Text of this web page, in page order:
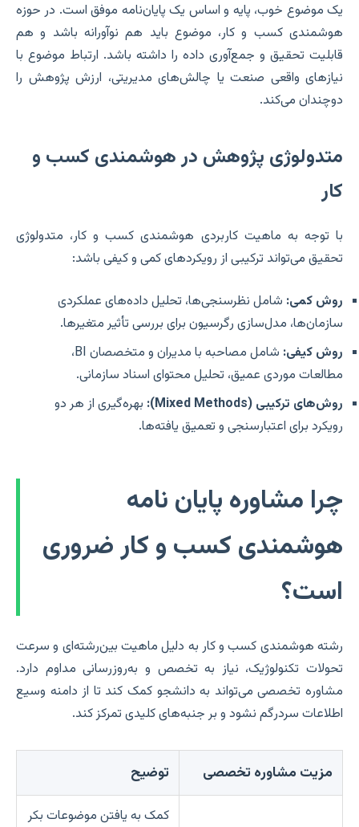
یک موضوع خوب، پایه و اساس یک پایان‌نامه موفق است. در حوزه
هوشمندی کسب و کار، موضوع باید هم نوآورانه باشد و هم
قابلیت تحقیق و جمع‌آوری داده را داشته باشد. ارتباط موضوع با
نیازهای واقعی صنعت یا چالش‌های مدیریتی، ارزش پژوهش را
دوچندان می‌کند.
متدولوژی پژوهش در هوشمندی کسب و
کار
با توجه به ماهیت کاربردی هوشمندی کسب و کار، متدولوژی
تحقیق می‌تواند ترکیبی از رویکردهای کمی و کیفی باشد:
روش کمی: شامل نظرسنجی‌ها، تحلیل داده‌های عملکردی
سازمان‌ها، مدل‌سازی رگرسیون برای بررسی تأثیر متغیرها.
روش کیفی:
شامل مصاحبه با مدیران و متخصصان BI،
مطالعات موردی عمیق، تحلیل محتوای اسناد سازمانی.
روش‌های ترکیبی (Mixed Methods):
بهره‌گیری از هر دو
رویکرد برای اعتبارسنجی و تعمیق یافته‌ها.
چرا مشاوره پایان نامه
هوشمندی کسب و کار ضروری
است؟
رشته هوشمندی کسب و کار به دلیل ماهیت بین‌رشته‌ای و سرعت
تحولات تکنولوژیک، نیاز به تخصص و به‌روزرسانی مداوم دارد.
مشاوره تخصصی می‌تواند به دانشجو کمک کند تا از دامنه وسیع
اطلاعات سردرگم نشود و بر جنبه‌های کلیدی تمرکز کند.
مزیت مشاوره تخصصی توضیح
کمک به یافتن موضوعات بکر